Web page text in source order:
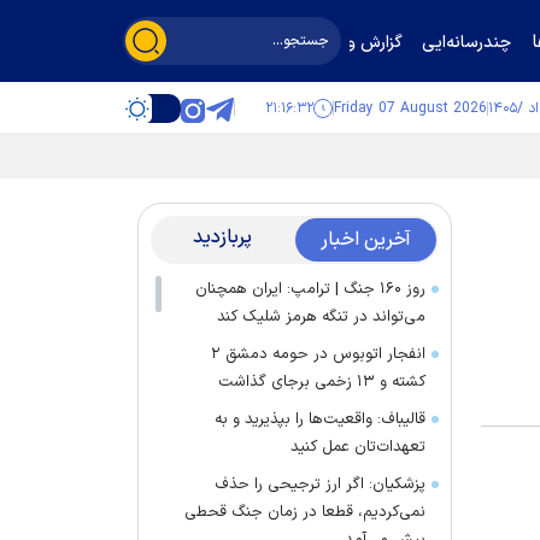
چندرسانه‌ایی گزارش و گفت‌وگو
Friday 07 August 2026 ۲۱:۱۶:۳۲
آخرین اخبار پربازدید
روز ۱۶۰ جنگ | ترامپ: ایران همچنان
می‌تواند در تنگه هرمز شلیک کند
انفجار اتوبوس در حومه دمشق ۲
کشته و ۱۳ زخمی برجای گذاشت
قالیباف: واقعیت‌ها را بپذیرید و به
تعهدات‌تان عمل کنید
پزشکیان: اگر ارز ترجیحی را حذف
نمی‌کردیم، قطعا در زمان جنگ قحطی